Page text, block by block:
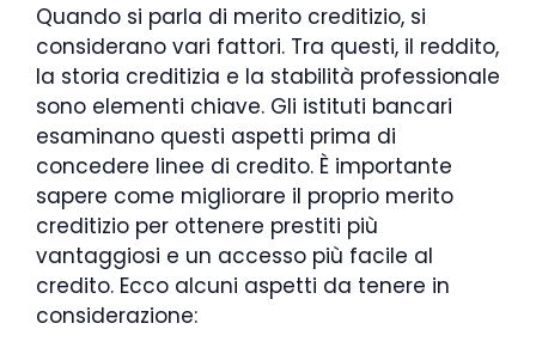
Quando si parla di merito creditizio, si
considerano vari fattori. Tra questi, il reddito,
la storia creditizia e la stabilità professionale
sono elementi chiave. Gli istituti bancari
esaminano questi aspetti prima di
concedere linee di credito. È importante
sapere come migliorare il proprio merito
creditizio per ottenere prestiti più
vantaggiosi e un accesso più facile al
credito. Ecco alcuni aspetti da tenere in
considerazione: